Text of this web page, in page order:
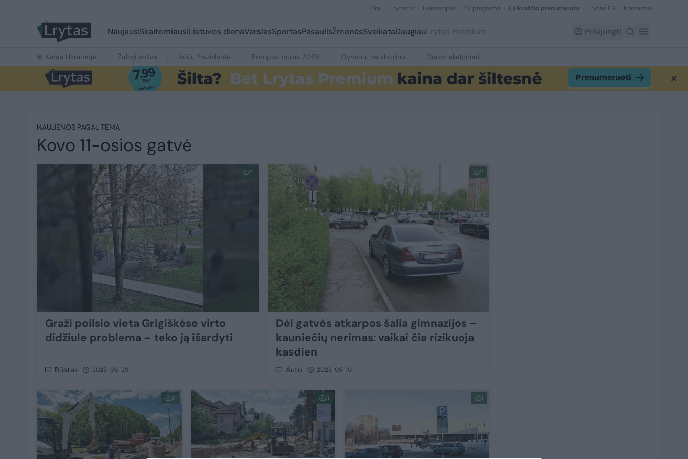
Orai Lrytas.tv Horoskopai TV programa Laikraščio prenumerata Lrytas EN Kontaktai
NaujausiSkaitomiausiLietuvos dienaVerslasSportasPasaulisŽmonėsSveikataDaugiauLrytas Premium Prisijungti
Karas Ukrainoje Žalioji erdvė Ačiū, Prezidente Europos burės 2026 Gyvenu, ne skrolinu Darbo skelbimai
NAUJIENOS PAGAL TEMĄ
Kovo 11-osios gatvė
2
Graži poilsio vieta Grigiškėse virto
didžiule problema – teko ją išardyti
Būstas 2025-06-29
2
Dėl gatvės atkarpos šalia gimnazijos –
kauniečių nerimas: vaikai čia rizikuoja
kasdien
Auto 2023-05-10
9 3 1